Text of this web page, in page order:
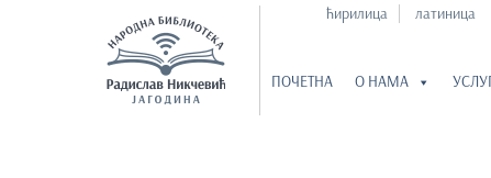
ћирилица латиница
ПОЧЕТНА О НАМА